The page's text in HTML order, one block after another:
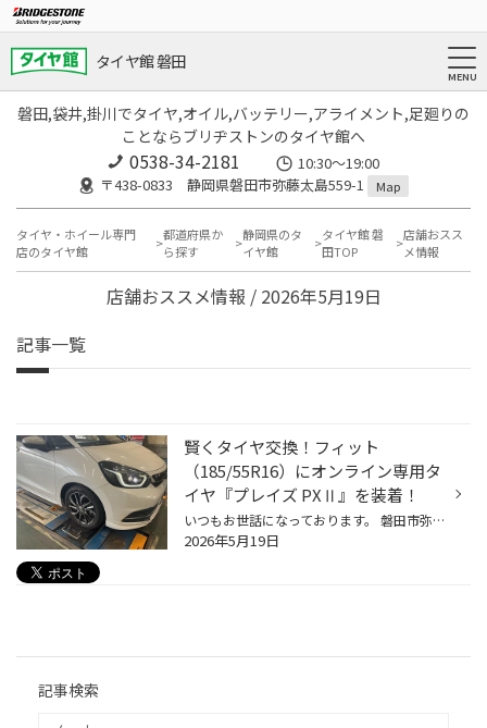
タイヤ館 磐田
磐田,袋井,掛川でタイヤ,オイル,バッテリー,アライメント,足廻りの
ことならブリヂストンのタイヤ館へ
0538-34-2181
10:30～19:00
〒438-0833 静岡県磐田市弥藤太島559-1
Map
タイヤ・ホイール専門
店のタイヤ館
都道府県か
ら探す
静岡県のタ
イヤ館
タイヤ館 磐
田TOP
店舗おスス
メ情報
店舗おススメ情報 / 2026年5月19日
記事一覧
賢くタイヤ交換！フィット
（185/55R16）にオンライン専用タ
イヤ『プレイズ PXⅡ』を装着！
いつもお世話になっております。 磐田市弥藤太島にあります、ブリヂストンタイヤの専門店「タイヤ館 磐田」です。 【磐田 浜松 袋井 掛川 菊川 御前崎】のお客様、 いつもご来店頂き、誠にありがとうございます。m(_ _)m タイヤ館アプリダウンロードでお得にタイヤGET‼ こちらから 【磐田市】で【ホ...
2026年5月19日
記事検索